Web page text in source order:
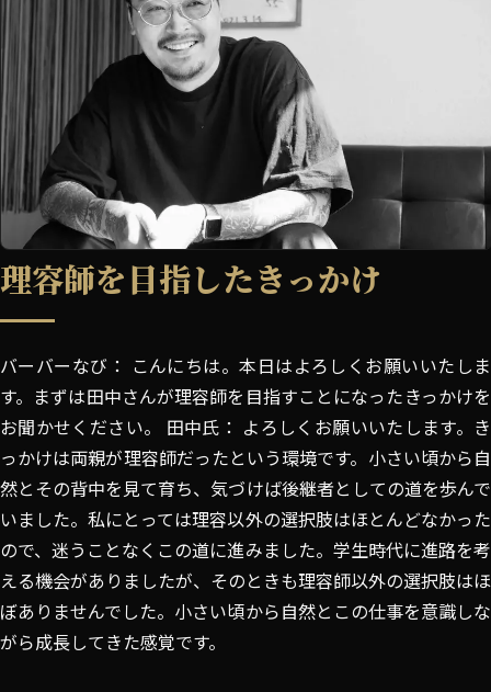
理容師を目指したきっかけ
バーバーなび： こんにちは。本日はよろしくお願いいたしま
す。まずは田中さんが理容師を目指すことになったきっかけを
お聞かせください。 田中氏： よろしくお願いいたします。き
っかけは両親が理容師だったという環境です。小さい頃から自
然とその背中を見て育ち、気づけば後継者としての道を歩んで
いました。私にとっては理容以外の選択肢はほとんどなかった
ので、迷うことなくこの道に進みました。学生時代に進路を考
える機会がありましたが、そのときも理容師以外の選択肢はほ
ぼありませんでした。小さい頃から自然とこの仕事を意識しな
がら成長してきた感覚です。